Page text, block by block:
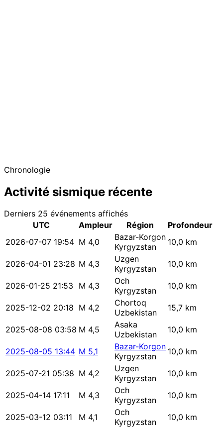
Chronologie
Activité sismique récente
Derniers 25 événements affichés
UTC
Ampleur Région
Profondeur
2026-07-07 19:54 M 4,0
Bazar-Korgon
Kyrgyzstan
10,0 km
2026-04-01 23:28 M 4,3
Uzgen
Kyrgyzstan
10,0 km
2026-01-25 21:53 M 4,3
Och
Kyrgyzstan
10,0 km
2025-12-02 20:18 M 4,2
Chortoq
Uzbekistan
15,7 km
2025-08-08 03:58 M 4,5
Asaka
Uzbekistan
10,0 km
2025-08-05 13:44 M 5,1
Bazar-Korgon
Kyrgyzstan
10,0 km
2025-07-21 05:38 M 4,2
Uzgen
Kyrgyzstan
10,0 km
2025-04-14 17:11 M 4,3
Och
Kyrgyzstan
10,0 km
2025-03-12 03:11 M 4,1
Och
Kyrgyzstan
10,0 km